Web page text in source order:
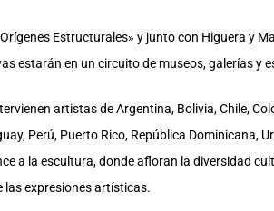
Estructurales» y junto con Higuera y
estarán en un circuito de museos, galerías y
artistas de Argentina, Bolivia, Chile,
Perú, Puerto Rico, República
a la escultura, donde afloran la diversidad
expresiones artísticas.